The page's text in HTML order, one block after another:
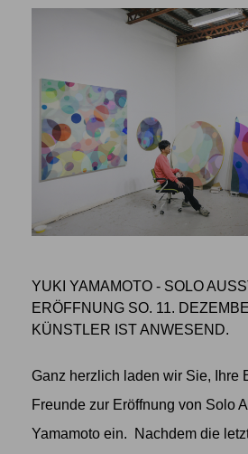
YUKI YAMAMOTO - SOLO
ERÖFFNUNG SO. 11.
KÜNSTLER IST ANWESEND.
Ganz herzlich laden wir Sie, Ihre
Freunde zur Eröffnung von Solo
Yamamoto ein. Nachdem die